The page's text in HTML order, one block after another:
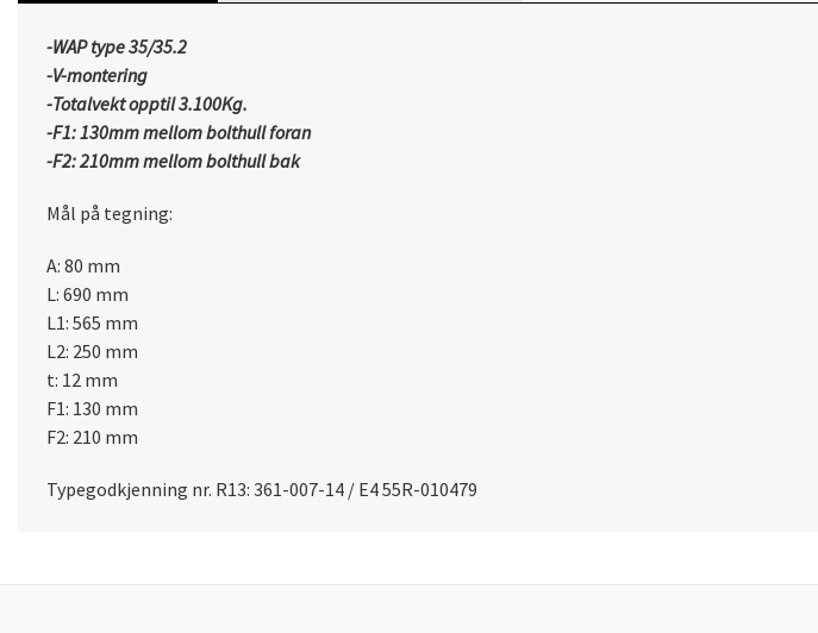
-WAP type 35/35.2
-V-montering
-Totalvekt opptil 3.100Kg.
-F1: 130mm mellom bolthull foran
-F2: 210mm mellom bolthull bak
Mål på tegning:
A: 80 mm
L: 690 mm
L1: 565 mm
L2: 250 mm
t: 12 mm
F1: 130 mm
​F2: 210 mm
Typegodkjenning nr. R13: 361-007-14 / E4 55R-010479